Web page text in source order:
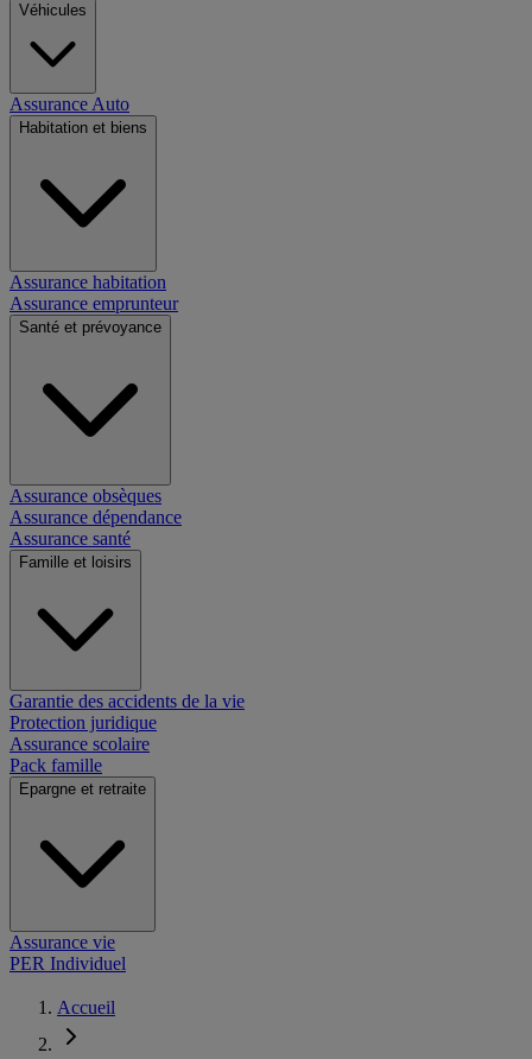
Véhicules
Assurance Auto
Habitation et biens
Assurance habitation
Assurance emprunteur
Santé et prévoyance
Assurance obsèques
Assurance dépendance
Assurance santé
Famille et loisirs
Garantie des accidents de la vie
Protection juridique
Assurance scolaire
Pack famille
Epargne et retraite
Assurance vie
PER Individuel
Accueil